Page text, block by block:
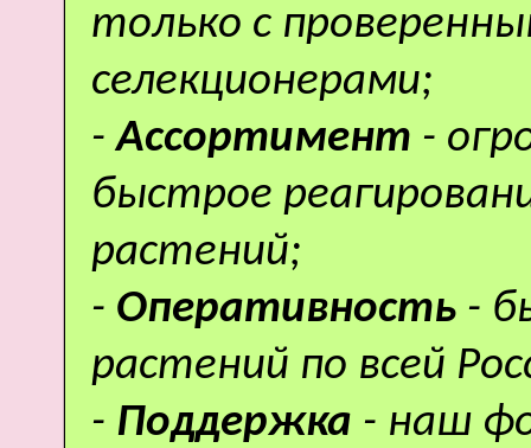
только с
селекционерами;
-Ассортимент -
быстрое
растений;
- Оперативность -
растений по всей
- Поддержка - наш